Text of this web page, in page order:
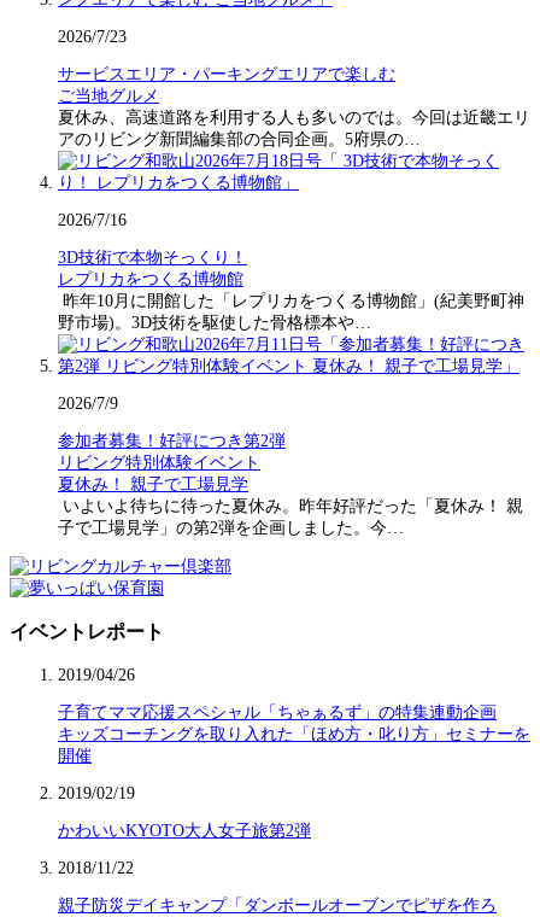
2026/7/23
サービスエリア・パーキングエリアで楽しむ
ご当地グルメ
夏休み、高速道路を利用する人も多いのでは。今回は近畿エリ
アのリビング新聞編集部の合同企画。5府県の…
2026/7/16
3D技術で本物そっくり！
レプリカをつくる博物館
昨年10月に開館した「レプリカをつくる博物館」(紀美野町神
野市場)。3D技術を駆使した骨格標本や…
2026/7/9
参加者募集！好評につき第2弾
リビング特別体験イベント
夏休み！ 親子で工場見学
いよいよ待ちに待った夏休み。昨年好評だった「夏休み！ 親
子で工場見学」の第2弾を企画しました。今…
イベントレポート
2019/04/26
子育てママ応援スペシャル「ちゃぁるず」の特集連動企画
キッズコーチングを取り入れた「ほめ方・叱り方」セミナーを
開催
2019/02/19
かわいいKYOTO大人女子旅第2弾
2018/11/22
親子防災デイキャンプ「ダンボールオーブンでピザを作ろ